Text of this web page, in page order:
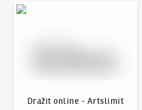
Dražit online - Artslimit
Dražit online - Artslimit